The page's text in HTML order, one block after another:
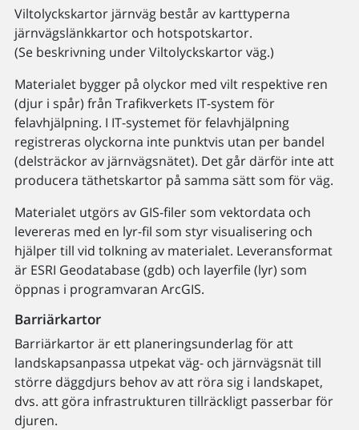
Viltolyckskartor järnväg består av karttyperna
järnvägslänkkartor och hotspotskartor.
(Se beskrivning under Viltolyckskartor väg.)
Materialet bygger på olyckor med vilt respektive ren
(djur i spår) från Trafikverkets IT-system för
felavhjälpning. I IT-systemet för felavhjälpning
registreras olyckorna inte punktvis utan per bandel
(delsträckor av järnvägsnätet). Det går därför inte att
producera täthetskartor på samma sätt som för väg.
Materialet utgörs av GIS-filer som vektordata och
levereras med en lyr-fil som styr visualisering och
hjälper till vid tolkning av materialet. Leveransformat
är ESRI Geodatabase (gdb) och layerfile (lyr) som
öppnas i programvaran ArcGIS.
Barriärkartor
Barriärkartor är ett planeringsunderlag för att
landskapsanpassa utpekat väg- och järnvägsnät till
större däggdjurs behov av att röra sig i landskapet,
dvs. att göra infrastrukturen tillräckligt passerbar för
djuren.